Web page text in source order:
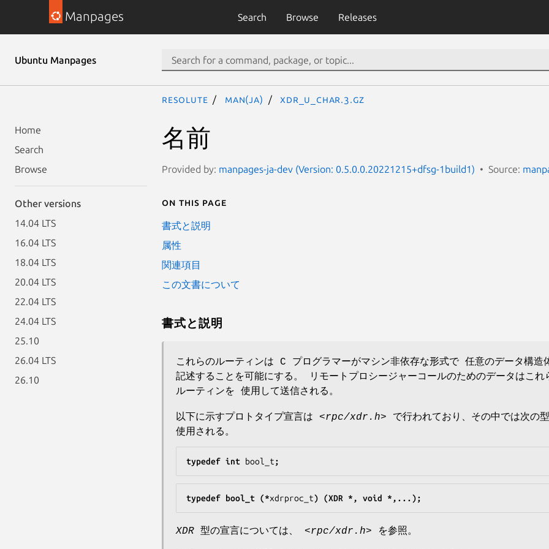
Manpages Search Browse Releases
Ubuntu Manpages
Home
Search
Browse
Other versions
14.04 LTS
16.04 LTS
18.04 LTS
20.04 LTS
22.04 LTS
24.04 LTS
25.10
26.04 LTS
26.10
resolute man(ja) xdr_u_char.3.gz
名前
Provided by: manpages-ja-dev (Version: 0.5.0.0.20221215+dfsg-1build1) Source:
On this page
書式と説明
属性
関連項目
この文書について
書式と説明
これらのルーティンは C プログラマーがマシン非依存な形式で 任意のデータ構造
記述することを可能にする。 リモートプロシージャーコールのためのデータはこれ
ルーティンを 使用して送信される。
以下に示すプロトタイプ宣言は <rpc/xdr.h> で行われており、その中では次の
使用される。
typedef int bool_t;
typedef bool_t (*xdrproc_t) (XDR *, void *,...);
XDR 型の宣言については、 <rpc/xdr.h> を参照。